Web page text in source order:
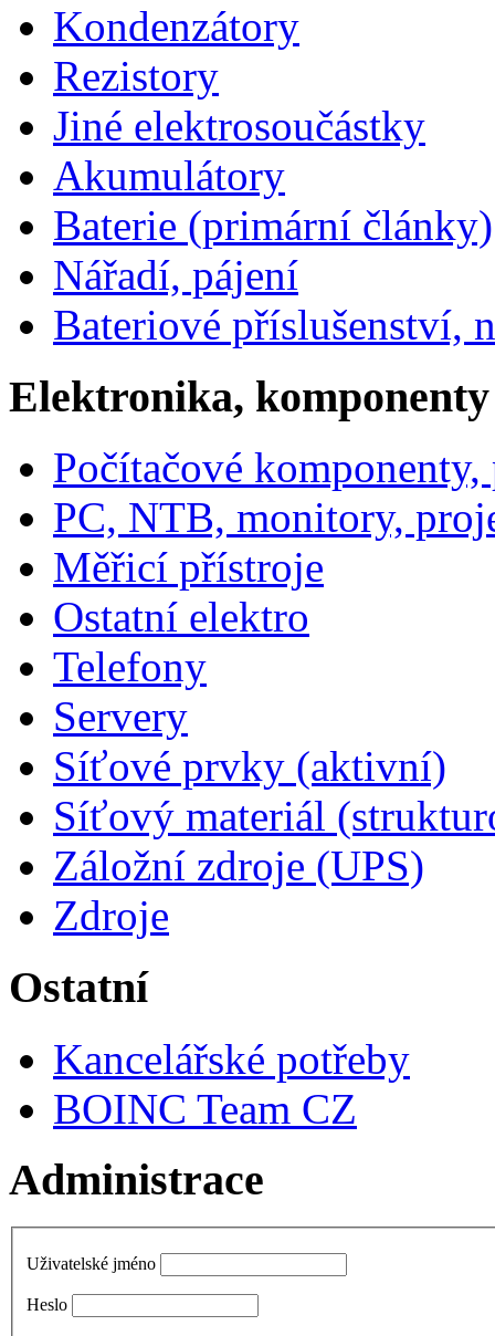
Kondenzátory
Rezistory
Jiné elektrosoučástky
Akumulátory
Baterie (primární články)
Nářadí, pájení
Bateriové příslušenství,
Elektronika, komponenty
Počítačové
PC, NTB, monitory,
Měřicí přístroje
Ostatní elektro
Telefony
Servery
Síťové prvky (aktivní)
Síťový materiál
Záložní zdroje (UPS)
Zdroje
Ostatní
Kancelářské potřeby
BOINC Team CZ
Administrace
Uživatelské jméno
Heslo